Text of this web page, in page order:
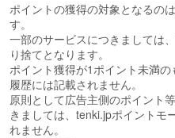
ポイントの獲得の対象となるの
す。
一部のサービスにつきましては
り捨てとなります。
ポイント獲得が1ポイント未満
履歴には記載されません。
原則として広告主側のポイント
きましては、tenki.jpポイントモ
れません。